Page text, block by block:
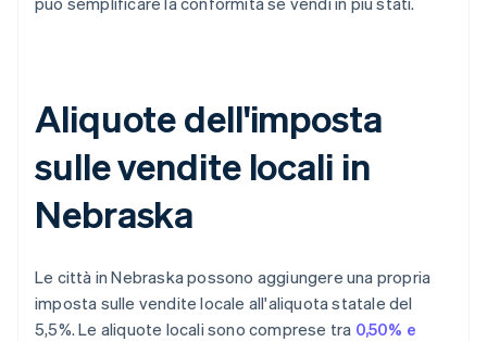
Aliquote dell'imposta
sulle vendite locali in
Nebraska
Le città in Nebraska possono aggiungere una propria
imposta sulle vendite locale all'aliquota statale del
5,5%. Le aliquote locali sono comprese tra 0,50% e